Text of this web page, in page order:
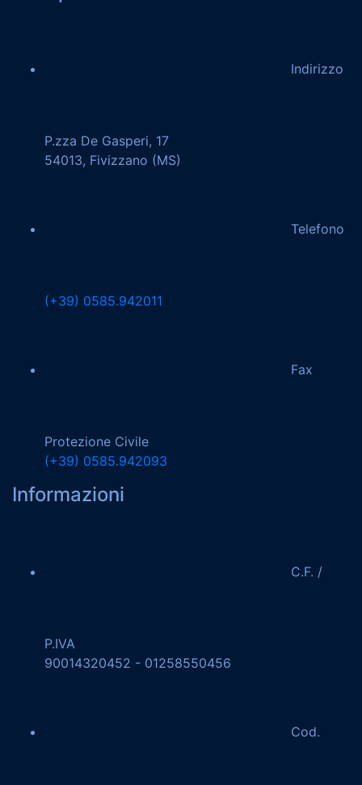
Indirizzo
P.zza De Gasperi, 17
54013, Fivizzano (MS)
Telefono
(+39) 0585.942011
Fax
Protezione Civile
(+39) 0585.942093
Informazioni
C.F. /
P.IVA
90014320452 - 01258550456
Cod.